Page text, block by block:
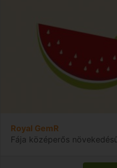
Royal GemR
Fája középerős